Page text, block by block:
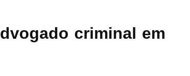
criminal em